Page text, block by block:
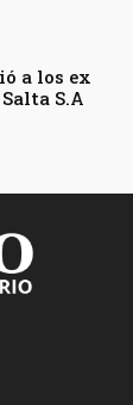
a los ex
S.A